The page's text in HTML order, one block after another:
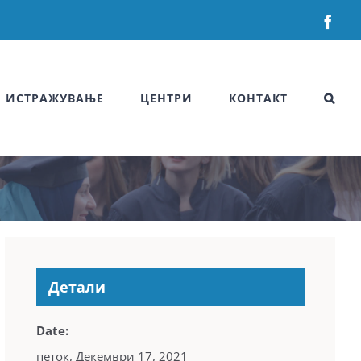
ИСТРАЖУВАЊЕ ЦЕНТРИ КОНТАКТ
Детали
Date:
петок, Декември 17, 2021